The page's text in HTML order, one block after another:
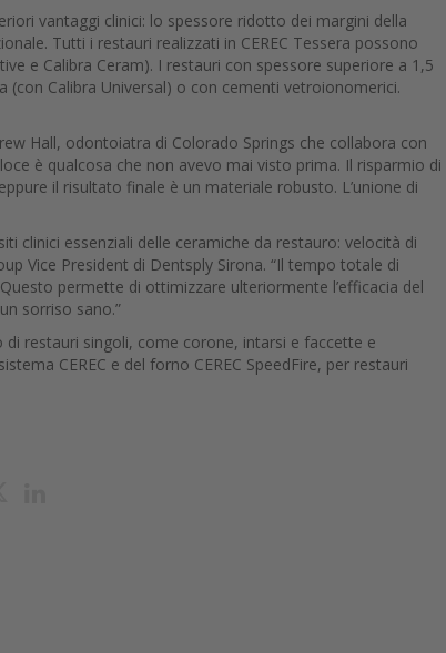
vantaggi clinici: lo spessore ridotto dei margini della
Tutti i restauri realizzati in CEREC Tessera possono
e Calibra Ceram). I restauri con spessore superiore a 1,5
Calibra Universal) o con cementi vetroionomerici.
Hall, odontoiatra di Colorado Springs che collabora con
è qualcosa che non avevo mai visto prima. Il risparmio di
il risultato finale è un materiale robusto. L’unione di
clinici essenziali delle ceramiche da restauro: velocità di
Vice President di Dentsply Sirona. “Il tempo totale di
permette di ottimizzare ulteriormente l’efficacia del
sorriso sano.”
restauri singoli, come corone, intarsi e faccette e
CEREC e del forno CEREC SpeedFire, per restauri